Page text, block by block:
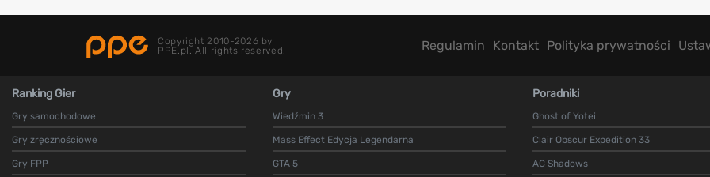
Copyright 2010-2026 by
PPE.pl. All rights reserved.
Regulamin Kontakt Polityka prywatności
Ranking Gier
Gry samochodowe
Gry zręcznościowe
Gry FPP
Gry
Wiedźmin 3
Mass Effect Edycja Legendarna
GTA 5
Poradniki
Ghost of Yotei
Clair Obscur Expedition 33
AC Shadows